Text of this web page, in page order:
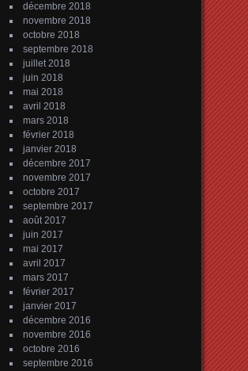
décembre 2018
novembre 2018
octobre 2018
septembre 2018
juillet 2018
juin 2018
mai 2018
avril 2018
mars 2018
février 2018
janvier 2018
décembre 2017
novembre 2017
octobre 2017
septembre 2017
août 2017
juin 2017
mai 2017
avril 2017
mars 2017
février 2017
janvier 2017
décembre 2016
novembre 2016
octobre 2016
septembre 2016